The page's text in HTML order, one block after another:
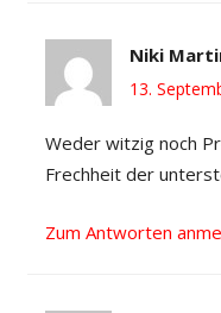
Niki
13.
Weder witzig noch
Frechheit der
Zum Antworten